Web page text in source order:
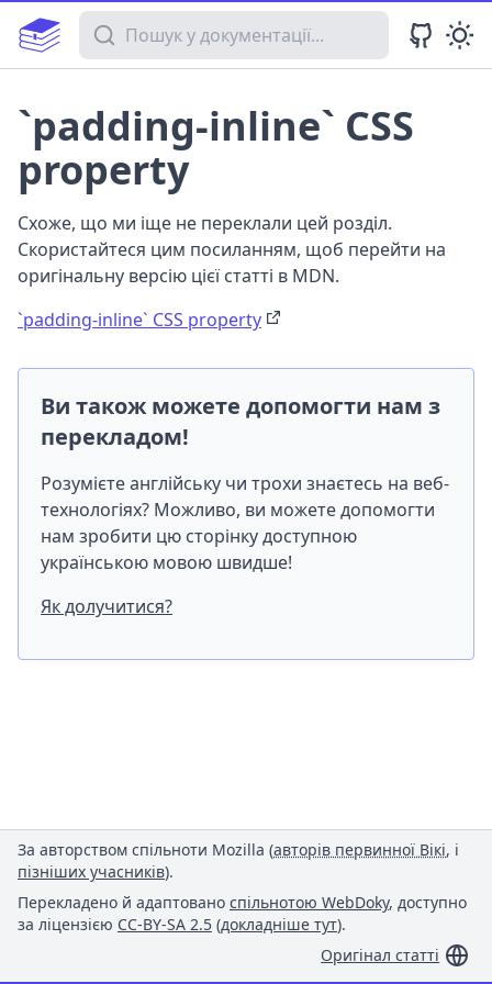
Пошук у документації
`padding-inline` CSS
property
Схоже, що ми іще не переклали цей розділ.
Скористайтеся цим посиланням, щоб перейти на
оригінальну версію цієї статті в MDN.
`padding-inline` CSS property
Ви також можете допомогти нам з
перекладом!
Розумієте англійську чи трохи знаєтесь на веб-
технологіях? Можливо, ви можете допомогти
нам зробити цю сторінку доступною
українською мовою швидше!
Як долучитися?
За авторством спільноти Mozilla (авторів первинної Вікі, і
пізніших учасників).
Перекладено й адаптовано спільнотою WebDoky, доступно
за ліцензією CC-BY-SA 2.5 (докладніше тут).
Оригінал статті